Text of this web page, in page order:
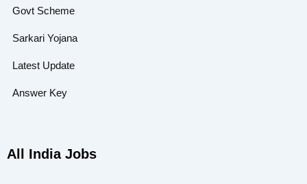
Govt Scheme
Sarkari Yojana
Latest Update
Answer Key
All India Jobs